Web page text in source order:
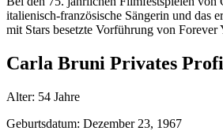
italienisch-französische Sängerin und das
mit Stars besetzte Vorführung von Forever
Carla Bruni Privates
Alter: 54 Jahre
Geburtsdatum: Dezember 23, 1967